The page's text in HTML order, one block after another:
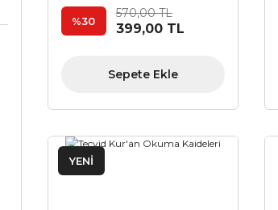
%30
570,00 TL
399,00 TL
Sepete Ekle
YENİ